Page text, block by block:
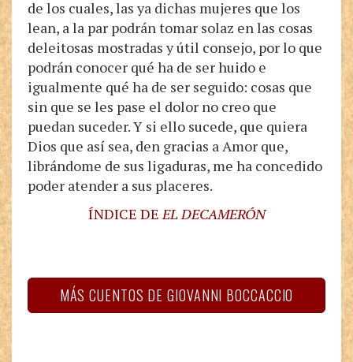
de los cuales, las ya dichas mujeres que los
lean, a la par podrán tomar solaz en las cosas
deleitosas mostradas y útil consejo, por lo que
podrán conocer qué ha de ser huido e
igualmente qué ha de ser seguido: cosas que
sin que se les pase el dolor no creo que
puedan suceder. Y si ello sucede, que quiera
Dios que así sea, den gracias a Amor que,
librándome de sus ligaduras, me ha concedido
poder atender a sus placeres.
ÍNDICE DEEL DECAMERÓN
MÁS CUENTOS DE GIOVANNI BOCCACCIO